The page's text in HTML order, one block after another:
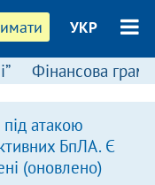
УКР
Фінансова
атакою
БпЛА. Є
(оновлено)